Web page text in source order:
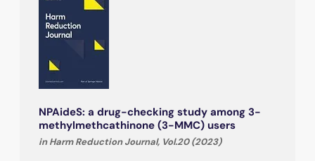
NPAideS: a drug-checking study among 3-
methylmethcathinone (3-MMC) users
in Harm Reduction Journal, Vol.20 (2023)